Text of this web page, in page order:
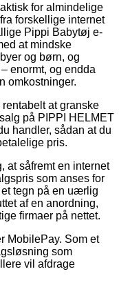
for almindelige
forskellige internet
Pippi Babytøj e-
at mindske
og børn, og
enormt, og endda
omkostninger.
at granske
på PIPPI HELMET
handler, sådan at du
pris.
at såfremt en internet
som anses for
tegn på en uærlig
af en anordning,
firmaer på nettet.
MobilePay. Som et
som
vil afdrage